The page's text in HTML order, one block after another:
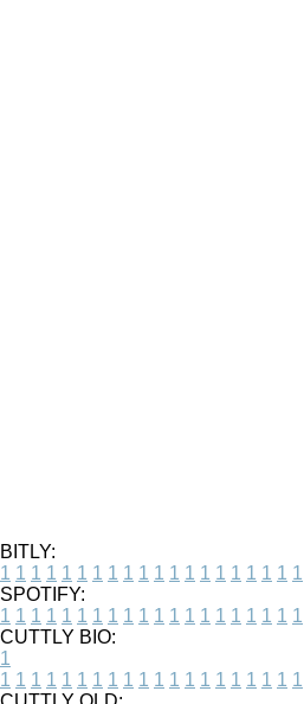
BITLY:
1 1 1 1 1 1 1 1 1 1 1 1 1 1 1 1 1 1 1 1
SPOTIFY:
1 1 1 1 1 1 1 1 1 1 1 1 1 1 1 1 1 1 1 1
CUTTLY BIO:
1
1 1 1 1 1 1 1 1 1 1 1 1 1 1 1 1 1 1 1 1